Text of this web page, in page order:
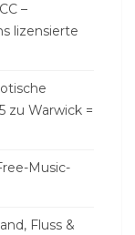
–
lizensierte
zu Warwick =
Music-
Fluss &